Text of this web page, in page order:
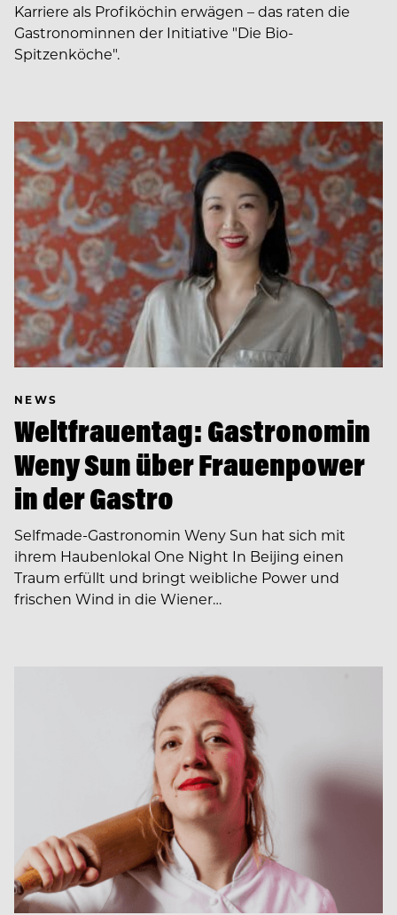
Karriere als Profiköchin erwägen – das raten die
Gastronominnen der Initiative "Die Bio-
Spitzenköche".
NEWS
Weltfrauentag: Gastronomin
Weny Sun über Frauenpower
in der Gastro
Selfmade-Gastronomin Weny Sun hat sich mit
ihrem Haubenlokal One Night In Beijing einen
Traum erfüllt und bringt weibliche Power und
frischen Wind in die Wiener…